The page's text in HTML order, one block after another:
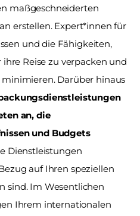
maßgeschneiderten
erstellen. Expert*innen für
und die Fähigkeiten,
Reise zu verpacken und
an, die
und Budgets
Dienstleistungen
auf Ihren speziellen
sind. Im Wesentlichen
Ihrem internationalen